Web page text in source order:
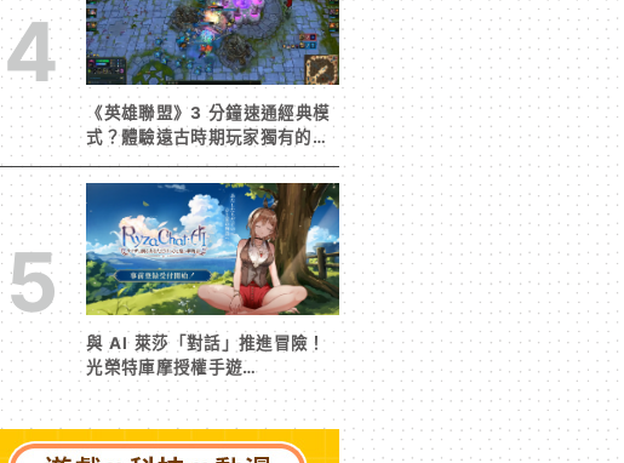
4
《英雄聯盟》3 分鐘速通經典模
式？體驗遠古時期玩家獨有的樂
趣
5
與 AI 萊莎「對話」推進冒險！
光榮特庫摩授權手遊
《RyzaChat:AI ライザと創る
あなただけのひと夏の夢物語》
事前登錄今日啟動